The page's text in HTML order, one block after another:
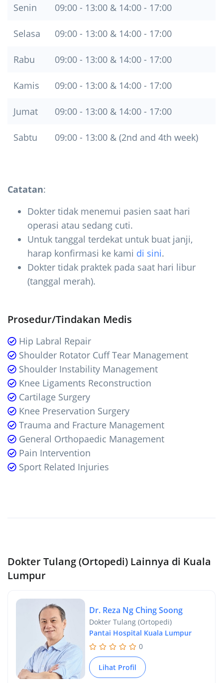
Senin 09:00 - 13:00 & 14:00 - 17:00
Selasa 09:00 - 13:00 & 14:00 - 17:00
Rabu 09:00 - 13:00 & 14:00 - 17:00
Kamis 09:00 - 13:00 & 14:00 - 17:00
Jumat 09:00 - 13:00 & 14:00 - 17:00
Sabtu 09:00 - 13:00 & (2nd and 4th week)
Catatan:
Dokter tidak menemui pasien saat hari
operasi atau sedang cuti.
Untuk tanggal terdekat untuk buat janji,
harap konfirmasi ke kami di sini.
Dokter tidak praktek pada saat hari libur
(tanggal merah).
Prosedur/Tindakan Medis
Hip Labral Repair
Shoulder Rotator Cuff Tear Management
Shoulder Instability Management
Knee Ligaments Reconstruction
Cartilage Surgery
Knee Preservation Surgery
Trauma and Fracture Management
General Orthopaedic Management
Pain Intervention
Sport Related Injuries
Dokter Tulang (Ortopedi) Lainnya di Kuala
Lumpur
Dr. Reza Ng Ching Soong
Dokter Tulang (Ortopedi)
Pantai Hospital Kuala Lumpur
0
Lihat Profil